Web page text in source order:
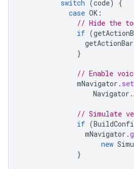
switch (code)
{
case OK :
// Hide the
if (
getActionBar
}
// Enable
mNavigator .
Navigator .
// Simulate
if (
mNavigator .
new
}